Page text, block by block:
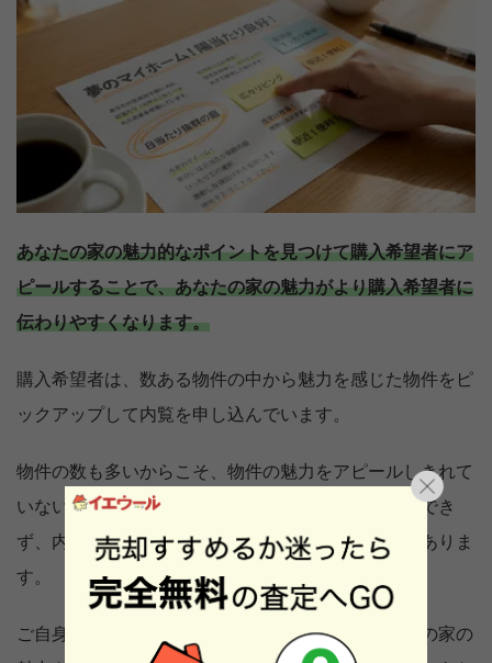
あなたの家の魅力的なポイントを見つけて購入希望者にア
ピールすることで、あなたの家の魅力がより購入希望者に
伝わりやすくなります。
購入希望者は、数ある物件の中から魅力を感じた物件をピ
ックアップして内覧を申し込んでいます。
物件の数も多いからこそ、物件の魅力をアピールしきれて
いないと、あなたの家に興味をもってもらうことができ
ず、内覧を申し込む人がなかなか現れない可能性がありま
す。
ご自身の家の魅力を客観的に分析した上で、あなたの家の